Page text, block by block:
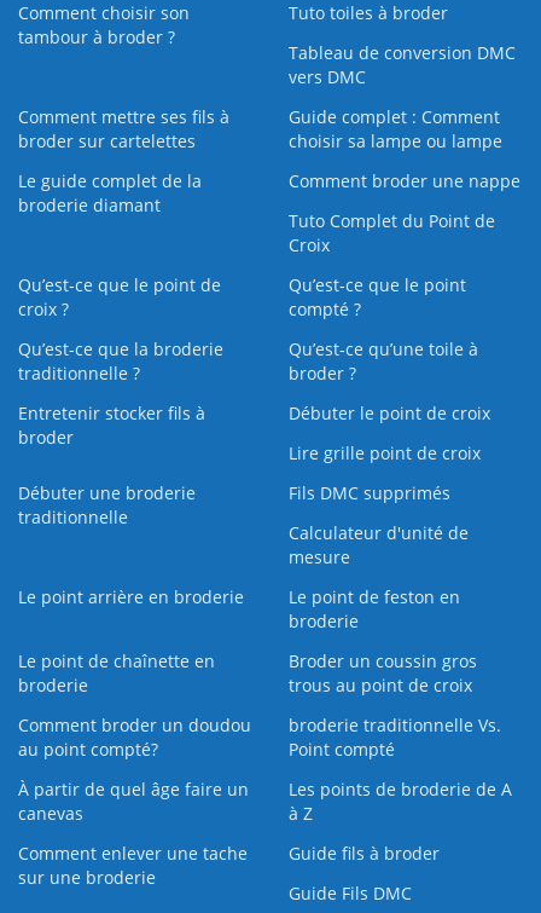
Comment choisir son
tambour à broder ?
Tuto toiles à broder
Tableau de conversion DMC
vers DMC
Comment mettre ses fils à
broder sur cartelettes
Guide complet : Comment
choisir sa lampe ou lampe
Le guide complet de la
broderie diamant
Comment broder une nappe
Tuto Complet du Point de
Croix
Qu’est-ce que le point de
croix ?
Qu’est-ce que le point
compté ?
Qu’est-ce que la broderie
traditionnelle ?
Qu’est‑ce qu’une toile à
broder ?
Entretenir stocker fils à
broder
Débuter le point de croix
Lire grille point de croix
Débuter une broderie
traditionnelle
Fils DMC supprimés
Calculateur d'unité de
mesure
Le point arrière en broderie
Le point de feston en
broderie
Le point de chaînette en
broderie
Broder un coussin gros
trous au point de croix
Comment broder un doudou
au point compté?
broderie traditionnelle Vs.
Point compté
À partir de quel âge faire un
canevas
Les points de broderie de A
à Z
Comment enlever une tache
sur une broderie
Guide fils à broder
Guide Fils DMC